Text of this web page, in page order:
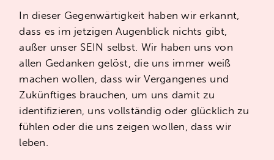
In dieser Gegenwärtigkeit haben wir erkannt,
dass es im jetzigen Augenblick nichts gibt,
außer unser SEIN selbst. Wir haben uns von
allen Gedanken gelöst, die uns immer weiß
machen wollen, dass wir Vergangenes und
Zukünftiges brauchen, um uns damit zu
identifizieren, uns vollständig oder glücklich zu
fühlen oder die uns zeigen wollen, dass wir
leben.